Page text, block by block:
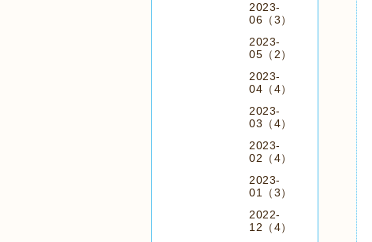
2023-
06（3）
2023-
05（2）
2023-
04（4）
2023-
03（4）
2023-
02（4）
2023-
01（3）
2022-
12（4）